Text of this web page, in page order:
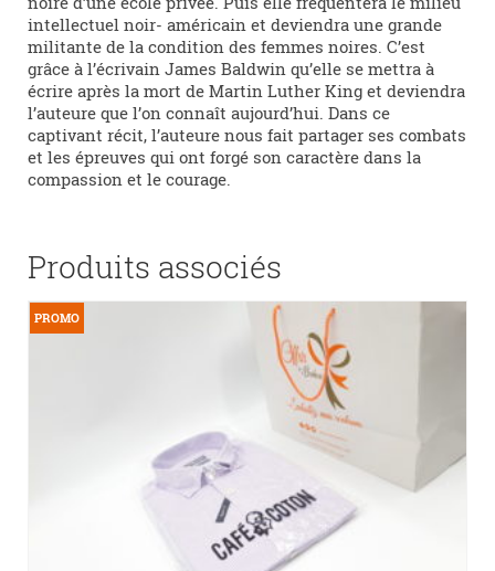
intellectuel noir- américain et deviendra une grande
militante de la condition des femmes noires. C’est
grâce à l’écrivain James Baldwin qu’elle se mettra à
écrire après la mort de Martin Luther King et deviendra
l’auteure que l’on connaît aujourd’hui. Dans ce
captivant récit, l’auteure nous fait partager ses combats
et les épreuves qui ont forgé son caractère dans la
compassion et le courage.
Produits associés
PROMO